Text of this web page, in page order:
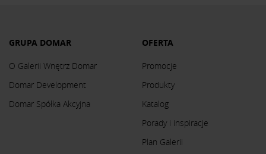
GRUPA DOMAR
O Galerii Wnętrz Domar
Domar Development
Domar Spółka Akcyjna
OFERTA
Promocje
Produkty
Katalog
Porady i inspiracje
Plan Galerii